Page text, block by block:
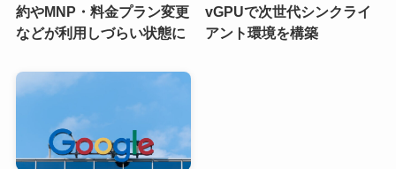
約やMNP・料金プラン変更
などが利用しづらい状態に
vGPUで次世代シンクライ
アント環境を構築